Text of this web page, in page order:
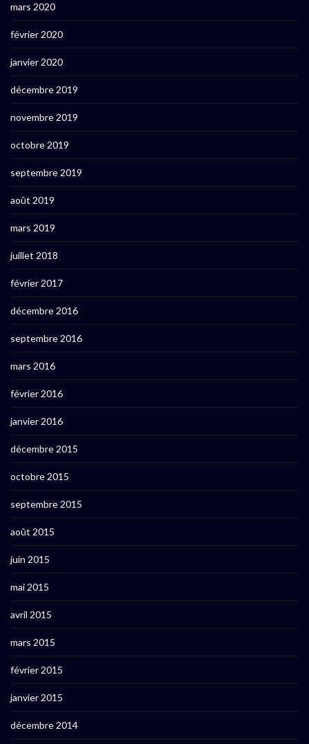
mars 2020
février 2020
janvier 2020
décembre 2019
novembre 2019
octobre 2019
septembre 2019
août 2019
mars 2019
juillet 2018
février 2017
décembre 2016
septembre 2016
mars 2016
février 2016
janvier 2016
décembre 2015
octobre 2015
septembre 2015
août 2015
juin 2015
mai 2015
avril 2015
mars 2015
février 2015
janvier 2015
décembre 2014